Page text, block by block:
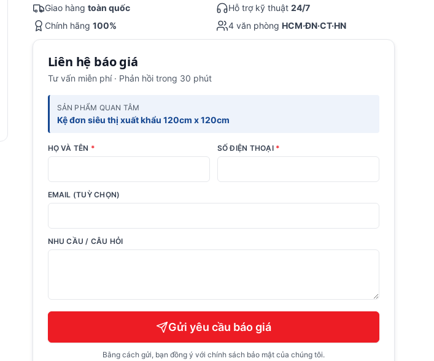
Giao hàng toàn quốc Hỗ trợ kỹ thuật 24/7
Chính hãng 100% 4 văn phòng HCM·ĐN·CT·HN
Liên hệ báo giá
Tư vấn miễn phí · Phản hồi trong 30 phút
SẢN PHẨM QUAN TÂM
Kệ đơn siêu thị xuất khẩu 120cm x 120cm
HỌ VÀ TÊN * SỐ ĐIỆN THOẠI *
EMAIL (TUỲ CHỌN)
NHU CẦU / CÂU HỎI
Gửi yêu cầu báo giá
Bằng cách gửi, bạn đồng ý với chính sách bảo mật của chúng tôi.